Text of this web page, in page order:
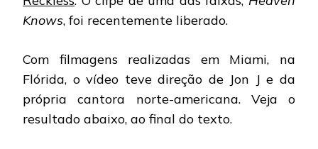
Knows, foi recentemente liberado.
Com filmagens realizadas em Miami, na
Flórida, o vídeo teve direção de Jon J e da
própria cantora norte-americana. Veja o
resultado abaixo, ao final do texto.